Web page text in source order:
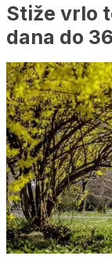
Stiže vrlo
dana do